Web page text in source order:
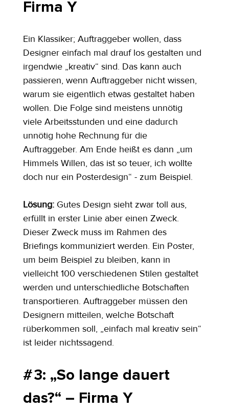
Firma Y
Ein Klassiker; Auftraggeber wollen, dass
Designer einfach mal drauf los gestalten und
irgendwie „kreativ“ sind. Das kann auch
passieren, wenn Auftraggeber nicht wissen,
warum sie eigentlich etwas gestaltet haben
wollen. Die Folge sind meistens unnötig
viele Arbeitsstunden und eine dadurch
unnötig hohe Rechnung für die
Auftraggeber. Am Ende heißt es dann „um
Himmels Willen, das ist so teuer, ich wollte
doch nur ein Posterdesign“ - zum Beispiel.
Lösung: Gutes Design sieht zwar toll aus,
erfüllt in erster Linie aber einen Zweck.
Dieser Zweck muss im Rahmen des
Briefings kommuniziert werden. Ein Poster,
um beim Beispiel zu bleiben, kann in
vielleicht 100 verschiedenen Stilen gestaltet
werden und unterschiedliche Botschaften
transportieren. Auftraggeber müssen den
Designern mitteilen, welche Botschaft
rüberkommen soll, „einfach mal kreativ sein“
ist leider nichtssagend.
# 3: „So lange dauert
das?“ – Firma Y